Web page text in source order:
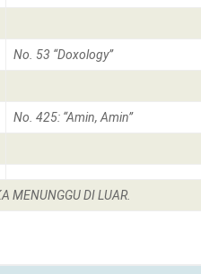
No. 53 “Doxology”
No. 425: “Amin, Amin”
MENUNGGU DI LUAR.